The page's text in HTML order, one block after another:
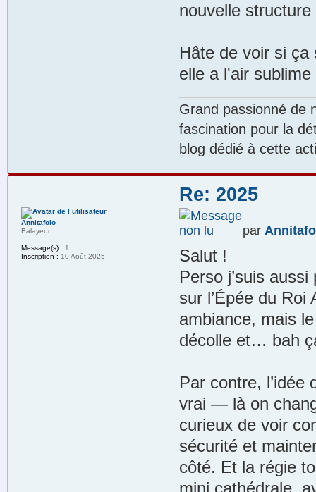
nouvelle
Hâte de voir si
elle a l'air sublime
Grand passionné de
fascination pour la
blog dédié à cette
Re: 2025
par
Salut !
Perso j’suis
sur l’Épée du
ambiance, mais
décolle et… bah
Par contre, l’idée
vrai — là on
curieux de voir
sécurité et
côté. Et la régie
Annitafolo
Balayeur
Message(s) : 1
Inscription : 10 Août 2025